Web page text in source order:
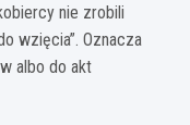
nie zrobili
wzięcia”. Oznacza
albo do akt